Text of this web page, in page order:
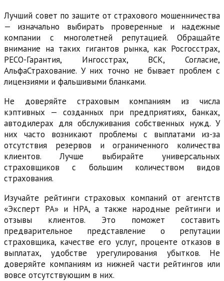
Лучший совет по защите от страхового мошенничества
— изначально выбирать проверенные и надежные
компании с многолетней репутацией. Обращайте
внимание на таких гигантов рынка, как Росгосстрах,
РЕСО-Гарантия, Ингосстрах, ВСК, Согласие,
АльфаСтрахование. У них точно не бывает проблем с
лицензиями и фальшивыми бланками.
Не доверяйте страховым компаниям из числа
кэптивных — созданных при предприятиях, банках,
автодилерах для обслуживания собственных нужд. У
них часто возникают проблемы с выплатами из-за
отсутствия резервов и ограниченного количества
клиентов. Лучше выбирайте универсальных
страховщиков с большим количеством видов
страхования.
Изучайте рейтинги страховых компаний от агентств
«Эксперт РА» и НРА, а также народные рейтинги и
отзывы клиентов. Это поможет составить
предварительное представление о репутации
страховщика, качестве его услуг, проценте отказов в
выплатах, удобстве урегулирования убытков. Не
доверяйте компаниям из нижней части рейтингов или
вовсе отсутствующим в них.